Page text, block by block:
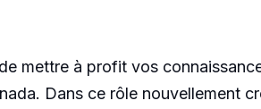
mettre à profit vos
Dans ce rôle nouvellement